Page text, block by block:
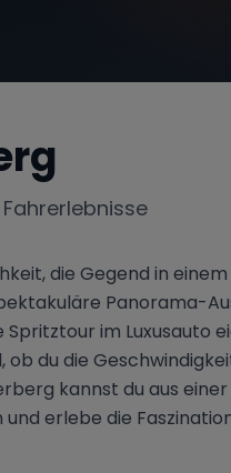
die Gegend in
Panorama-
im Luxusauto
du die
kannst du aus einer
erlebe die